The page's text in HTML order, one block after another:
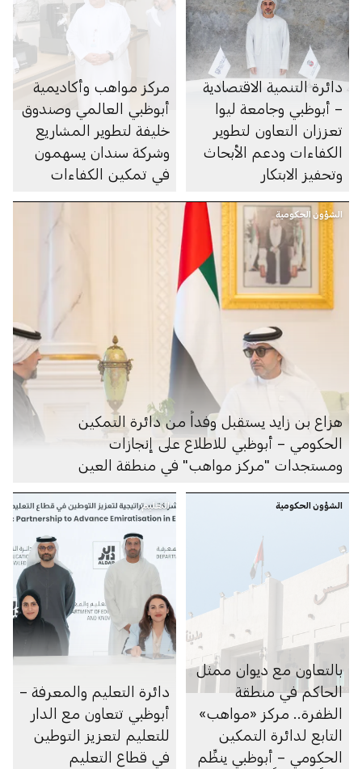
دائرة التنمية الاقتصادية
– أبوظبي وجامعة ليوا
تعززان التعاون لتطوير
الكفاءات ودعم الأبحاث
وتحفيز الابتكار
مركز مواهب وأكاديمية
أبوظبي العالمي وصندوق
خليفة لتطوير المشاريع
وشركة سندان يسهمون
في تمكين الكفاءات
العين عبر برنامج رواد
الشؤون الحكومية
هزاع بن زايد يستقبل وفداً من دائرة التمكين
الحكومي – أبوظبي للاطلاع على إنجازات
ومستجدات "مركز مواهب" في منطقة العين
الشؤون الحكومية
بالتعاون مع ديوان ممثل
الحاكم في منطقة
الظفرة.. مركز «مواهب»
التابع لدائرة التمكين
الحكومي – أبوظبي ينظِّم
التعليم
دائرة التعليم والمعرفة –
أبوظبي تتعاون مع الدار
للتعليم لتعزيز التوطين
في قطاع التعليم